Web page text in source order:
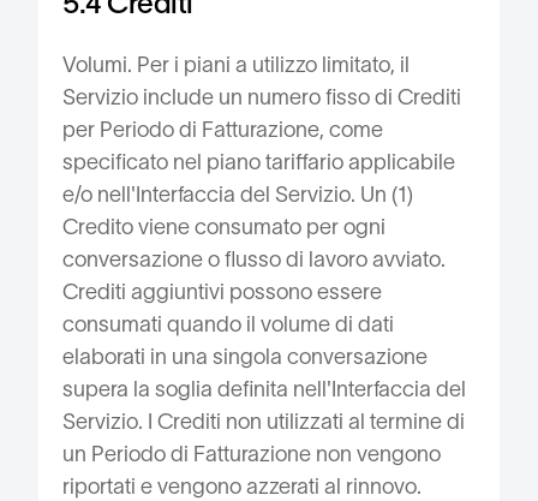
Volumi. Per i piani a utilizzo limitato, il
Servizio include un numero fisso di Crediti
per Periodo di Fatturazione, come
specificato nel piano tariffario applicabile
e/o nell'Interfaccia del Servizio. Un (1)
Credito viene consumato per ogni
conversazione o flusso di lavoro avviato.
Crediti aggiuntivi possono essere
consumati quando il volume di dati
elaborati in una singola conversazione
supera la soglia definita nell'Interfaccia del
Servizio. I Crediti non utilizzati al termine di
un Periodo di Fatturazione non vengono
riportati e vengono azzerati al rinnovo.